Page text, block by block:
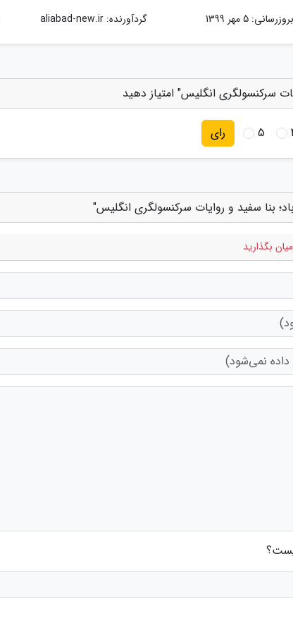
بروزرسانی: 5 مهر 1399 گردآورنده:aliabad-new.ir
سرکنسولگری انگلیس" امتیاز دهید
5 رای
بنا سفید و روایات سرکنسولگری انگلیس"
بگذارید